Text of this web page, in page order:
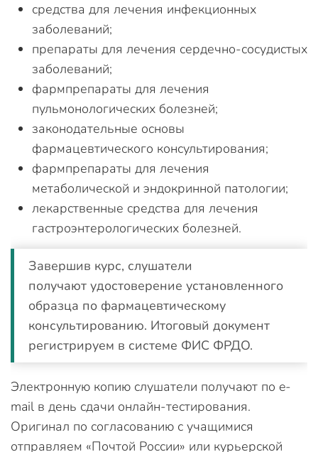
средства для лечения инфекционных
заболеваний;
препараты для лечения сердечно-сосудистых
заболеваний;
фармпрепараты для лечения
пульмонологических болезней;
законодательные основы
фармацевтического консультирования;
фармпрепараты для лечения
метаболической и эндокринной патологии;
лекарственные средства для лечения
гастроэнтерологических болезней.
Завершив курс, слушатели
получают удостоверение установленного
образца по фармацевтическому
консультированию. Итоговый документ
регистрируем в системе ФИС ФРДО.
Электронную копию слушатели получают по e-
mail в день сдачи онлайн-тестирования.
Оригинал по согласованию с учащимися
отправляем «Почтой России» или курьерской